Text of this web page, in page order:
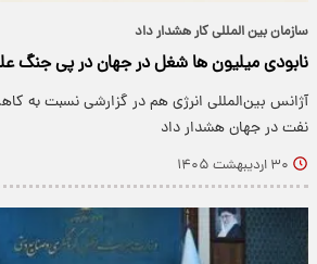
سازمان بین المللی کار هشدار داد
نابودی میلیون ها شغل در جهان در پی جنگ
آژانس بین‌المللی انرژی هم در گزارشی نسبت به
نفت در جهان هشدار داد
۳۰ اردیبهشت ۱۴۰۵